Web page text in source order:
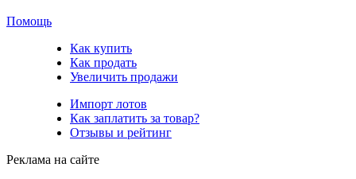
Помощь
Как купить
Как продать
Увеличить продажи
Импорт лотов
Как заплатить за товар?
Отзывы и рейтинг
Реклама на сайте